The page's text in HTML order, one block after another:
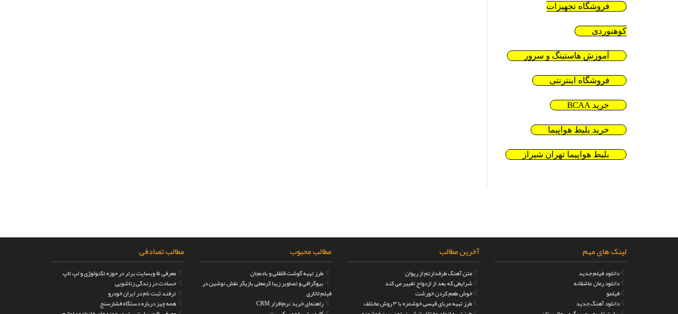
فروشگاه تجهیزات
کوهنوردی
آموزش هاستینگ و سرور
فروشگاه اینترنتی
خرید BCAA
خرید بلیط هواپیما
بلیط هواپیما تهران شیراز
لینک های مهم
دانلود فیلم جدید
دانلود رمان عاشقانه
فیلمو
دانلود آهنگ جدید
آخرین مطالب
متن آهنگ طرفدارتم از ریوان
شرایطی که بعد از ازدواج تغییر می کند
خوش طعم کردن خورشت
طرز تهیه مربای قیسی خوشمزه با ۳ روش مختلف
مطالب محبوب
طرز تهیه گوشت قلقلی و بادمجان
بیوگرافی و تصاویر زیبا کرمعلی بازیگر نقش نوشین در
فیلم لاتاری
راهنمای خرید نرم‌افزار CRM
مطالب تصادفی
معرفی ۵ وبسایت برتر در حوزه تکنولوژی و لپ تاپ
حسادت در زندگی زناشویی
ترفند ثبت نام در ایران خودرو
همه چیز درباره دستگاه فشارسنج